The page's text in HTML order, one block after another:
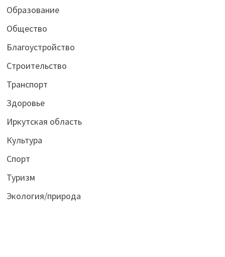
Образование
Общество
Благоустройство
Строительство
Транспорт
Здоровье
Иркутская область
Культура
Спорт
Туризм
Экология/природа